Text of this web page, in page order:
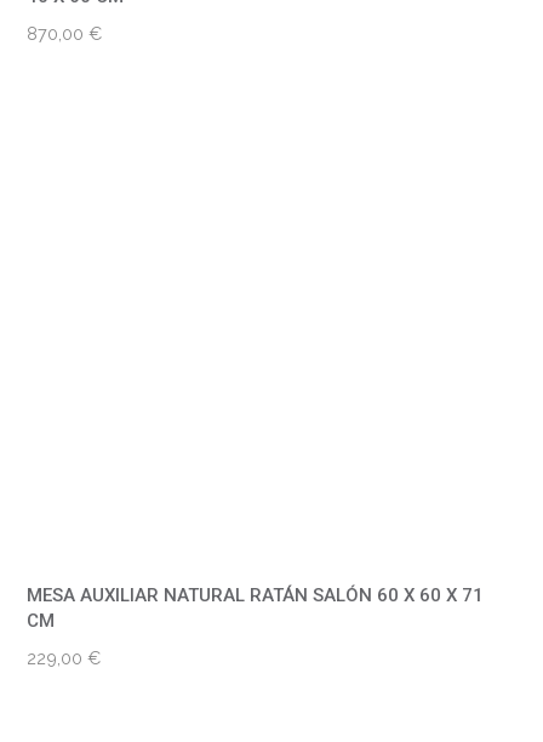
870,00€
MESA AUXILIAR NATURAL RATÁN SALÓN 60 X 60 X 71
CM
229,00€